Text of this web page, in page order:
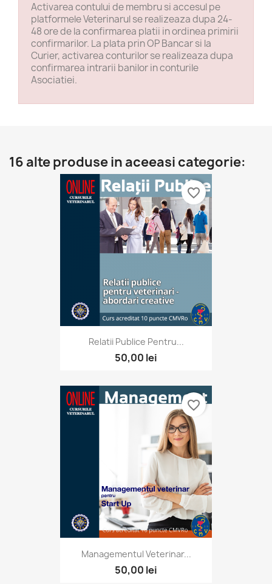
Activarea contului de membru si accesul pe
platformele Veterinarul se realizeaza dupa 24-
48 ore de la confirmarea platii in ordinea primirii
confirmarilor. La plata prin OP Bancar si la
Curier, activarea conturilor se realizeaza dupa
confirmarea intrarii banilor in conturile
Asociatiei.
16 alte produse in aceeasi categorie:
Relatii Publice Pentru...
50,00 lei
favorite_border
Managementul Veterinar...
50,00 lei
favorite_border